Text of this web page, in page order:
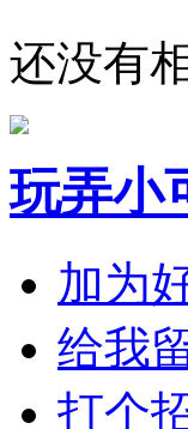
还没有
玩弄小
加为
给我
打个